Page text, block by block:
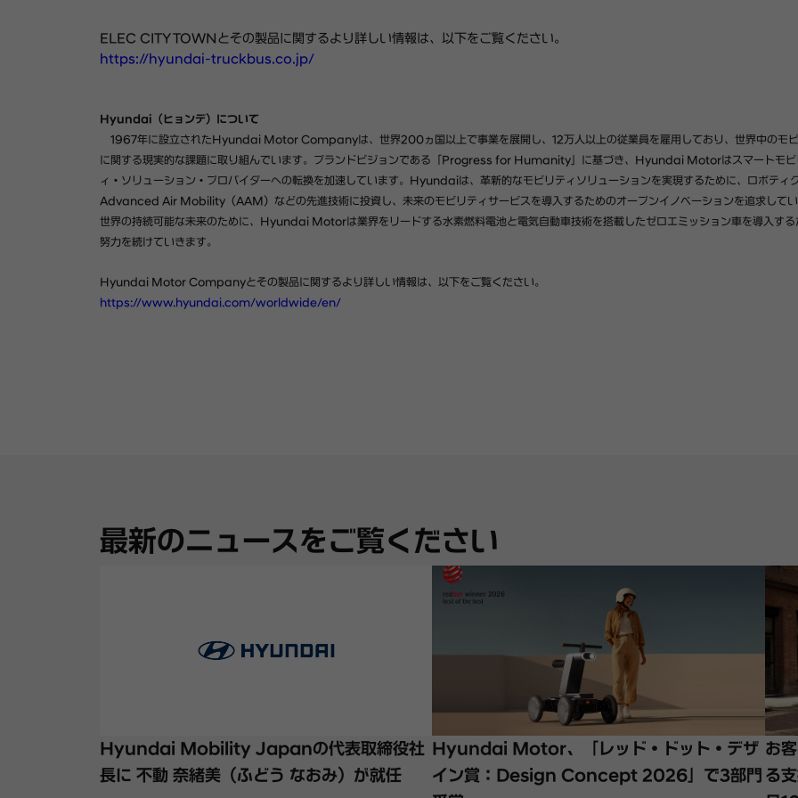
ELEC CITY TOWNとその製品に関するより詳しい情報は、以下をご覧ください。
https://hyundai-truckbus.co.jp/
Hyundai（ヒョンデ）について
1967年に設立されたHyundai Motor Companyは、世界200ヵ国以上で事業を展開し、12万人以上の従業員を雇用しており、世界中のモビ
に関する現実的な課題に取り組んでいます。ブランドビジョンである「Progress for Humanity」に基づき、Hyundai Motorはスマートモビ
ィ・ソリューション・プロバイダーへの転換を加速しています。Hyundaiは、革新的なモビリティソリューションを実現するために、ロボティ
Advanced Air Mobility（AAM）などの先進技術に投資し、未来のモビリティサービスを導入するためのオープンイノベーションを追求してい
世界の持続可能な未来のために、Hyundai Motorは業界をリードする水素燃料電池と電気自動車技術を搭載したゼロエミッション車を導入する
努力を続けていきます。
Hyundai Motor Companyとその製品に関するより詳しい情報は、以下をご覧ください。
https://www.hyundai.com/worldwide/en/
最新のニュースをご覧ください
Hyundai Mobility Japanの代表取締役社
長に 不動 奈緒美（ふどう なおみ）が就任
Hyundai Motor、「レッド・ドット・デザ
イン賞：Design Concept 2026」で3部門
お
る